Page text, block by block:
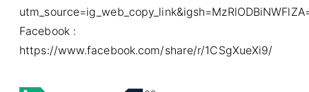
Facebook :
https://www.facebook.com/share/r/1CSgXueXi9/